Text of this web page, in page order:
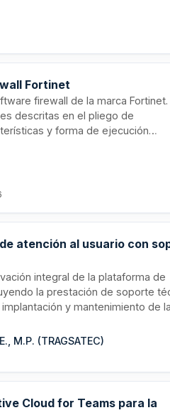
e infraestructuras. El
para el desempeño de
Fortinet
firewall de la marca Fortinet.
descritas en el pliego de
y forma de ejecución
comunitarias y extranjeras que
atención al usuario con
integral de la plataforma de
la prestación de soporte
y mantenimiento de
regulación armonizada según la
M.P. (TRAGSATEC)
Cloud for Teams para la